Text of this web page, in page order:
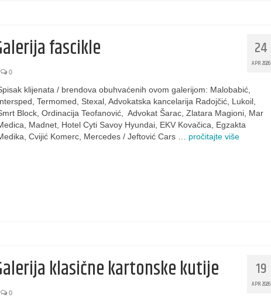
24
APR 2026
fascikle
0
klijenata / brendova obuhvaćenih ovom galerijom: Malobabić,
Termomed, Stexal, Advokatska kancelarija Radojčić, Lukoil,
Block, Ordinacija Teofanović, Advokat Šarac, Zlatara Magioni, Mar
Madnet, Hotel Cyti Savoy Hyundai, EKV Kovačica, Egzakta
Cvijić Komerc, Mercedes / Jeftović Cars … pročitajte više
19
APR 2026
klasične kartonske kutije
0